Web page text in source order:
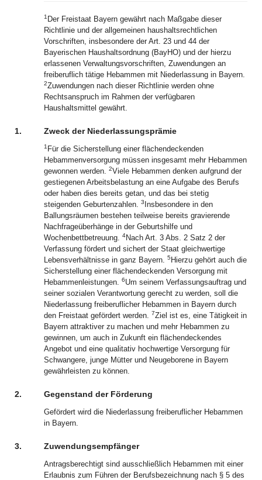
1 Der Freistaat Bayern gewährt nach Maßgabe dieser
Richtlinie und der allgemeinen haushaltsrechtlichen
Vorschriften, insbesondere der Art. 23 und 44 der
Bayerischen Haushaltsordnung (BayHO) und der hierzu
erlassenen Verwaltungsvorschriften, Zuwendungen an
freiberuflich tätige Hebammen mit Niederlassung in Bayern.
2Zuwendungen nach dieser Richtlinie werden ohne
Rechtsanspruch im Rahmen der verfügbaren
Haushaltsmittel gewährt.
1. Zweck der Niederlassungsprämie
1 Für die Sicherstellung einer flächendeckenden
Hebammenversorgung müssen insgesamt mehr Hebammen
gewonnen werden. 2Viele Hebammen denken aufgrund der
gestiegenen Arbeitsbelastung an eine Aufgabe des Berufs
oder haben dies bereits getan, und das bei stetig
steigenden Geburtenzahlen. 3 Insbesondere in den
Ballungsräumen bestehen teilweise bereits gravierende
Nachfrageüberhänge in der Geburtshilfe und
Wochenbettbetreuung. 4Nach Art. 3 Abs. 2 Satz 2 der
Verfassung fördert und sichert der Staat gleichwertige
Lebensverhältnisse in ganz Bayern. 5 Hierzu gehört auch die
Sicherstellung einer flächendeckenden Versorgung mit
Hebammenleistungen. 6Um seinem Verfassungsauftrag und
seiner sozialen Verantwortung gerecht zu werden, soll die
Niederlassung freiberuflicher Hebammen in Bayern durch
den Freistaat gefördert werden. 7Ziel ist es, eine Tätigkeit in
Bayern attraktiver zu machen und mehr Hebammen zu
gewinnen, um auch in Zukunft ein flächendeckendes
Angebot und eine qualitativ hochwertige Versorgung für
Schwangere, junge Mütter und Neugeborene in Bayern
gewährleisten zu können.
2. Gegenstand der Förderung
Gefördert wird die Niederlassung freiberuflicher Hebammen
in Bayern.
3. Zuwendungsempfänger
Antragsberechtigt sind ausschließlich Hebammen mit einer
Erlaubnis zum Führen der Berufsbezeichnung nach § 5 des